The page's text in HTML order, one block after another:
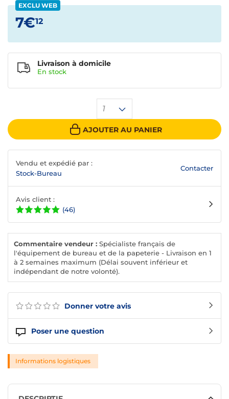
Donner votre avis
Poser une question
EXCLU WEB
7€12
1
AJOUTER AU PANIER
Livraison à domicile
En stock
Vendu et expédié par :
Stock-Bureau
Contacter
Avis client :
(46)
Commentaire vendeur : Spécialiste français de
l'équipement de bureau et de la papeterie - Livraison en 1
à 2 semaines maximum (Délai souvent inférieur et
indépendant de notre volonté).
Informations logistiques